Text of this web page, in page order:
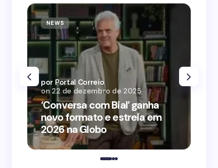
NEWS
‘Conversa com Bial’ ganha
novo formato e estreia em
2026 na Globo
por Portal Correio
on 22 de dezembro de 2025